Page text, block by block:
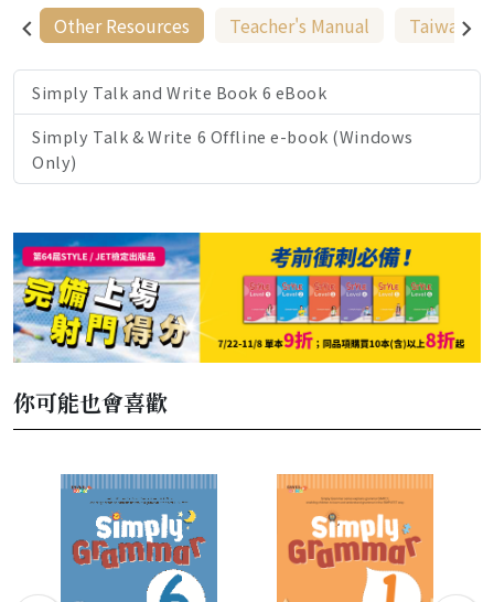
Other Resources Teacher's Manual Taiwan
Simply Talk and Write Book 6 eBook
Simply Talk & Write 6 Offline e-book (Windows
Only)
你可能也會喜歡